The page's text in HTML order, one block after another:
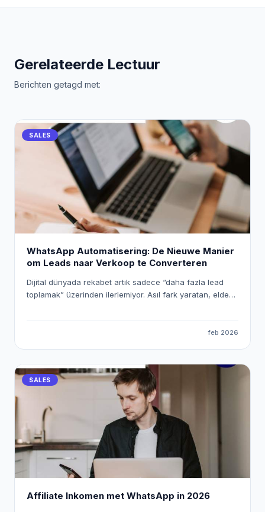
Gerelateerde Lectuur
Berichten getagd met:
SALES
WhatsApp Automatisering: De Nieuwe Manier
om Leads naar Verkoop te Converteren
Dijital dünyada rekabet artık sadece “daha fazla lead
toplamak” üzerinden ilerlemiyor. Asıl fark yaratan, elde
etkileşim oranlarıyla en güçlü iletişim kanallarından biri
yazıda, n8n kullanarak WhatsApp otomasyonu kurmayı,
Eaglet ve Leadocean gibi platformlardan gelen lead’leri
satışa dönüştürmeyi ve bu süreci nasıl optimize
edebileceğinizi detaylı şekilde ele alıyoruz.
feb 2026
SALES
Affiliate Inkomen met WhatsApp in 2026